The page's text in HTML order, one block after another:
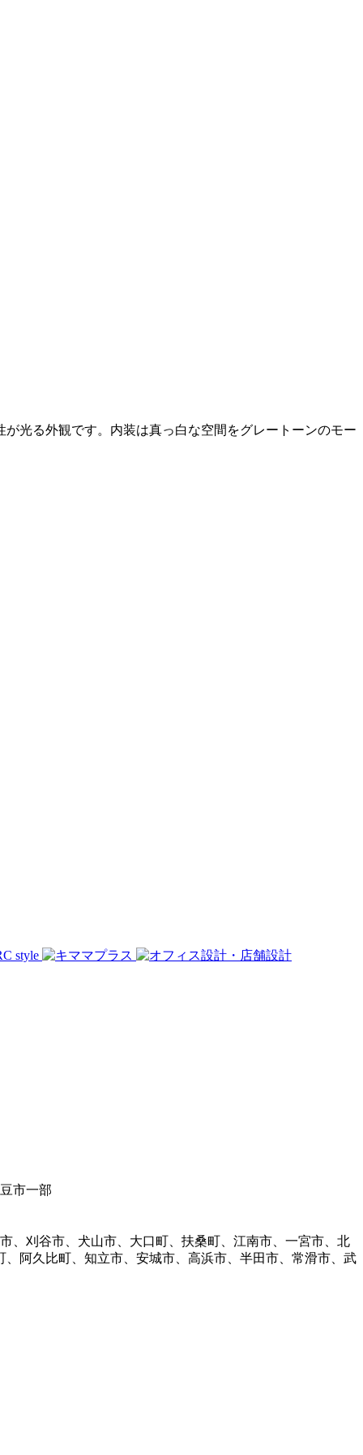
光る外観です。内装は真っ白な空間をグレートーンのモー
市一部
、刈谷市、犬山市、大口町、扶桑町、江南市、一宮市、北
阿久比町、知立市、安城市、高浜市、半田市、常滑市、武